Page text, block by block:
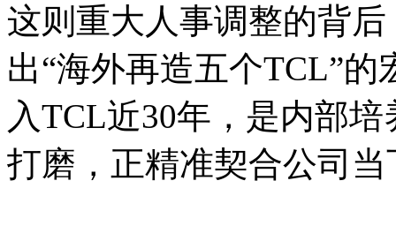
这则重大人事调整的背
出“海外再造五个TCL”
入TCL近30年，是内部
打磨，正精准契合公司